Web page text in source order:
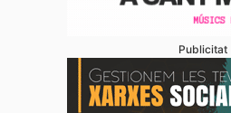
Publicitat